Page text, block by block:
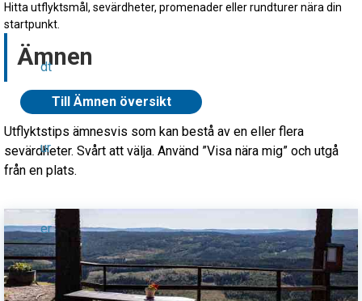
dt
ur
er
Hitta utflyktsmål, sevärdheter, promenader eller rundturer nära din
startpunkt.
Ämnen
Till Ämnen översikt
Utflyktstips ämnesvis som kan bestå av en eller flera
sevärdheter. Svårt att välja. Använd ”Visa nära mig” och utgå
från en plats.